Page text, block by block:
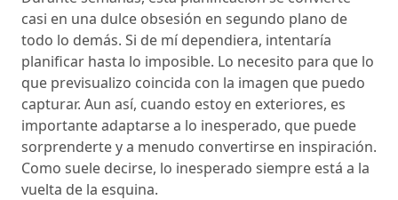
casi en una dulce obsesión en segundo plano de
todo lo demás. Si de mí dependiera, intentaría
planificar hasta lo imposible. Lo necesito para que lo
que previsualizo coincida con la imagen que puedo
capturar. Aun así, cuando estoy en exteriores, es
importante adaptarse a lo inesperado, que puede
sorprenderte y a menudo convertirse en inspiración.
Como suele decirse, lo inesperado siempre está a la
vuelta de la esquina.